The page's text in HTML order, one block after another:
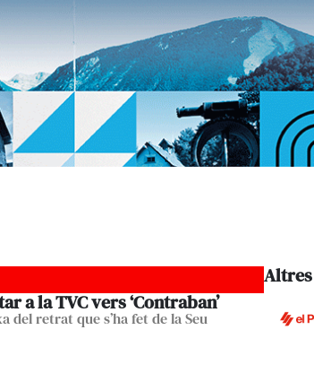
a la TVC vers ‘Contraban’
del retrat que s’ha fet de la Seu